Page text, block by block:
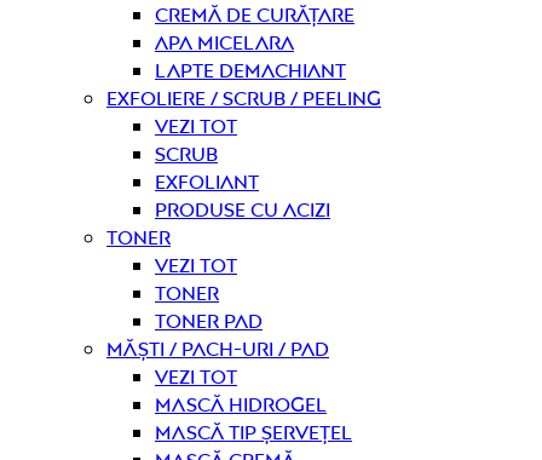
Cremă de curățare
Apa micelara
Lapte demachiant
Exfoliere / Scrub / Peeling
Vezi tot
Scrub
Exfoliant
Produse cu acizi
Toner
Vezi tot
Toner
Toner pad
Măști / Pach-uri / Pad
Vezi tot
Mască hidrogel
Mască tip șervețel